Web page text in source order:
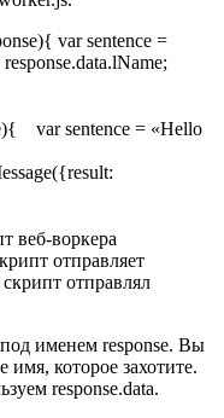
var sentence =
var sentence = «Hello
веб-воркера
отправляет
отправлял
именем response. Вы
которое захотите.
response.data.